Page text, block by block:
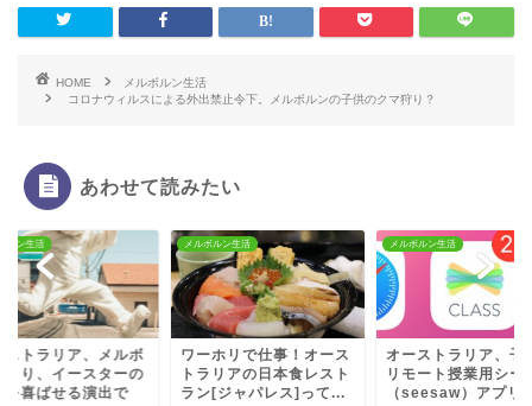
HOME
メルボルン生活
コロナウィルスによる外出禁止令下。メルボルンの子供のクマ狩り？
あわせて読みたい
ルン生活
ストラリア、メルボ
より、イースターの
を喜ばせる演出で
メルボルン生活
ワーホリで仕事！オース
トラリアの日本食レスト
ラン[ジャパレス]って...
メルボルン生活
オーストラリア、子
リモート授業用シー
（seesaw）アプリ